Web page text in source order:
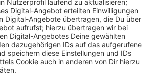
aus Leverkusen